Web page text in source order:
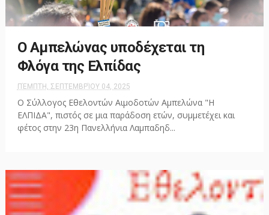
Ο Αμπελώνας υποδέχεται τη
Φλόγα της Ελπίδας
ΠΈΜΠΤΗ, ΣΕΠΤΕΜΒΡΊΟΥ 04, 2025
Ο Σύλλογος Εθελοντών Αιμοδοτών Αμπελώνα "Η
ΕΛΠΙΔΑ", πιστός σε μια παράδοση ετών, συμμετέχει και
φέτος στην 23η Πανελλήνια Λαμπαδηδ...